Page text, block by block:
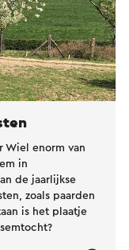
Wiel enorm van
in
de jaarlijkse
zoals paarden
is het plaatje